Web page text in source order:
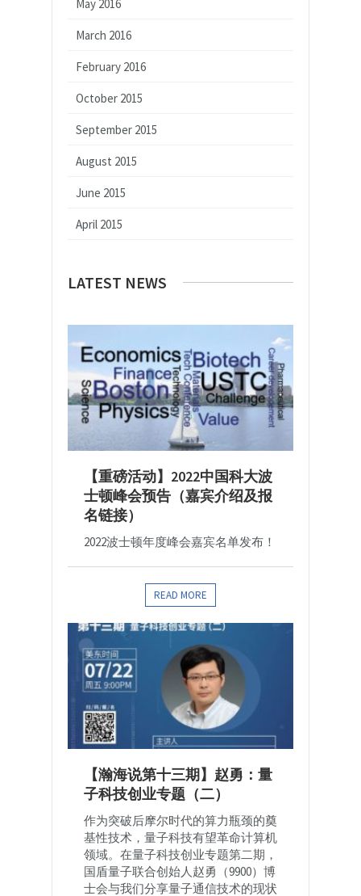
May 2016
March 2016
February 2016
October 2015
September 2015
August 2015
June 2015
April 2015
LATEST NEWS
【重磅活动】2022中国科大波
士顿峰会预告（嘉宾介绍及报
名链接）
2022波士顿年度峰会嘉宾名单发布！
READ MORE
【瀚海说第十三期】赵勇：量
子科技创业专题（二）
作为突破后摩尔时代的算力瓶颈的奠
基性技术，量子科技有望革命计算机
领域。在量子科技创业专题第二期，
国盾量子联合创始人赵勇（9900）博
士会与我们分享量子通信技术的现状